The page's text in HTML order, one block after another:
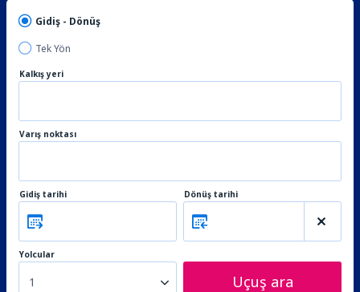
Gidiş - Dönüş
Tek Yön
Kalkış yeri
Varış noktası
Gidiş tarihi Dönüş tarihi
Yolcular
1 Uçuş ara